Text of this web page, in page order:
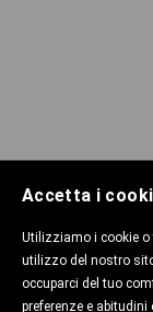
Accetta i
Utilizziamo i cookie o
utilizzo del nostro
occuparci del tuo
preferenze e